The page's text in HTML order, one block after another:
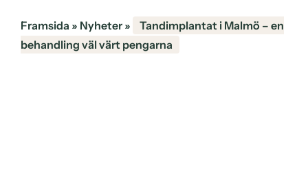
Framsida » Nyheter»
Tandimplantat i Malmö – en
behandling väl värt pengarna